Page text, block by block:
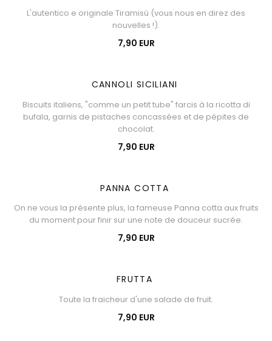
L'autentico e originale Tiramisù (vous nous en direz des
nouvelles !).
7,90 EUR
CANNOLI SICILIANI
Biscuits italiens, "comme un petit tube" farcis à la ricotta di
bufala, garnis de pistaches concassées et de pépites de
chocolat.
7,90 EUR
PANNA COTTA
On ne vous la présente plus, la fameuse Panna cotta aux fruits
du moment pour finir sur une note de douceur sucrée.
7,90 EUR
FRUTTA
Toute la fraicheur d'une salade de fruit.
7,90 EUR